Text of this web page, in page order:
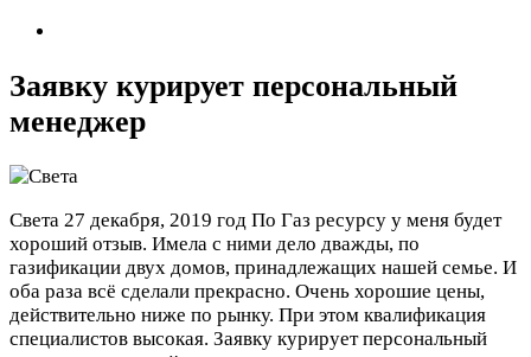
Заявку курирует персональный
менеджер
Света 27 декабря, 2019 год По Газ ресурсу у меня будет
хороший отзыв. Имела с ними дело дважды, по
газификации двух домов, принадлежащих нашей семье. И
оба раза всё сделали прекрасно. Очень хорошие цены,
действительно ниже по рынку. При этом квалификация
специалистов высокая. Заявку курирует персональный